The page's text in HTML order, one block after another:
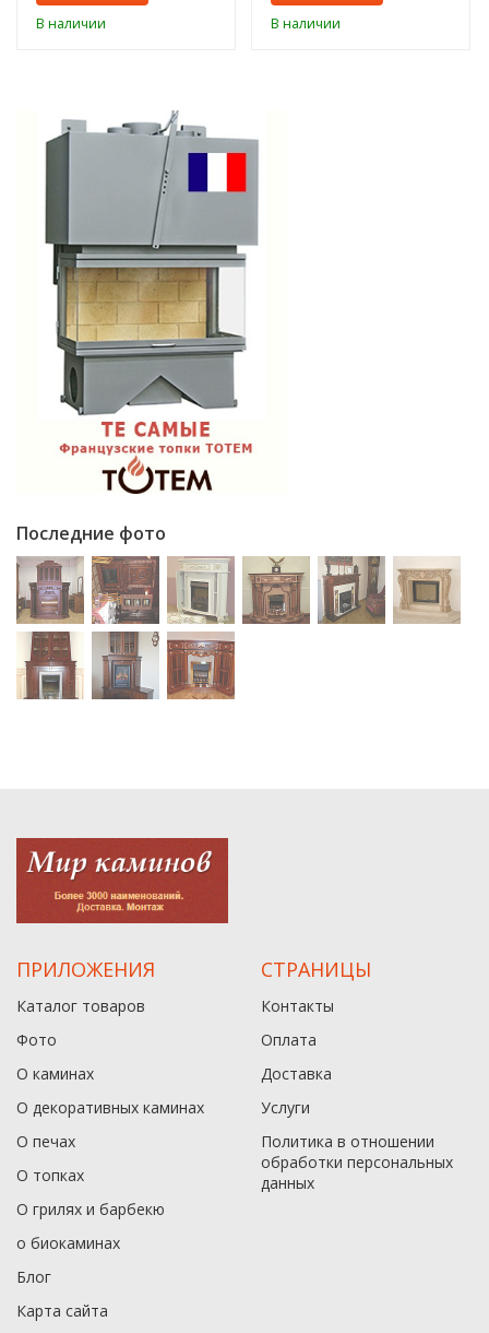
В наличии В наличии
Последние фото
ПРИЛОЖЕНИЯ
Каталог товаров
Фото
О каминах
О декоративных каминах
О печах
О топках
О грилях и барбекю
о биокаминах
Блог
Карта сайта
СТРАНИЦЫ
Контакты
Оплата
Доставка
Услуги
Политика в отношении
обработки персональных
данныx